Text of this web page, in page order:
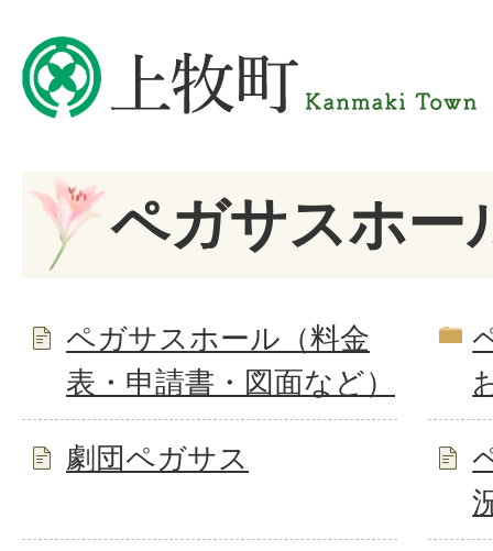
ペガサスホー
ペガサスホール（料金
表・申請書・図面など）
劇団ペガサス